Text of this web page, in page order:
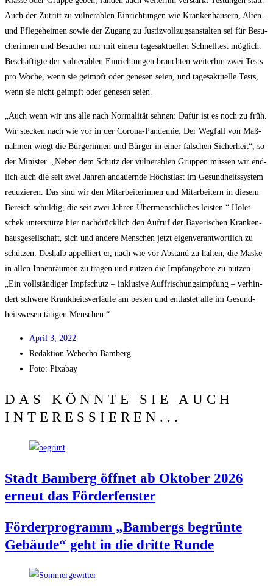
Auch der Zutritt zu vul­ner­ablen Ein­rich­tun­gen wie Kran­ken­häu­sern, Alten-
und Pfle­ge­hei­men sowie der Zugang zu Jus­tiz­voll­zugs­an­stal­ten sei für Besu­
che­rin­nen und Besu­cher nur mit einem tages­ak­tu­el­len Schnell­test mög­lich.
Beschäf­tig­te der vul­ner­ablen Ein­rich­tun­gen brauch­ten wei­ter­hin zwei Tests
pro Woche, wenn sie geimpft oder gene­sen sei­en, und tages­ak­tu­el­le Tests,
wenn sie nicht geimpft oder gene­sen seien.
„Auch wenn wir uns alle nach Nor­ma­li­tät seh­nen: Dafür ist es noch zu früh.
Wir ste­cken nach wie vor in der Coro­na-Pan­de­mie. Der Weg­fall von Maß­
nah­men wiegt die Bür­ge­rin­nen und Bür­ger in einer fal­schen Sicher­heit“, so
der Minis­ter. „Neben dem Schutz der vul­ner­ablen Grup­pen müs­sen wir end­
lich auch die seit zwei Jah­ren andau­ern­de Höchst­last im Gesund­heits­sys­tem
redu­zie­ren. Das sind wir den Mit­ar­bei­te­rin­nen und Mit­ar­bei­tern in die­sem
Bereich schul­dig, die seit zwei Jah­ren Über­mensch­li­ches leis­ten.“ Holet­
schek unter­stüt­ze hier nach­drück­lich den Auf­ruf der Baye­ri­schen Kran­ken­
haus­ge­sell­schaft, sich und ande­re Men­schen jetzt eigen­ver­ant­wort­lich zu
schüt­zen. Des­halb appel­liert er, nach wie vor Abstand zu hal­ten, die Mas­ke
in allen Innen­räu­men zu tra­gen und nut­zen die Impf­an­ge­bo­te zu nut­zen.
„Ein voll­stän­di­ger Impf­schutz – inklu­si­ve Auf­fri­schungs­imp­fung – ver­hin­
dert schwe­re Krank­heits­ver­läu­fe am bes­ten und ent­las­tet alle im Gesund­
heits­we­sen täti­gen Menschen.“
April 3, 2022
Redak­ti­on Web­echo Bamberg
Foto: Pixabay
DAS KÖNNTE SIE AUCH
INTERESSIEREN...
Stadt Bam­berg öff­net ab Okto­ber 2026
erneut das Förderfenster
För­der­pro­gramm „Bam­bergs begrün­te
Gebäu­de“ geht in die drit­te Runde